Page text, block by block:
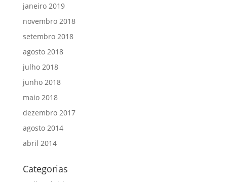
janeiro 2019
novembro 2018
setembro 2018
agosto 2018
julho 2018
junho 2018
maio 2018
dezembro 2017
agosto 2014
abril 2014
Categorias